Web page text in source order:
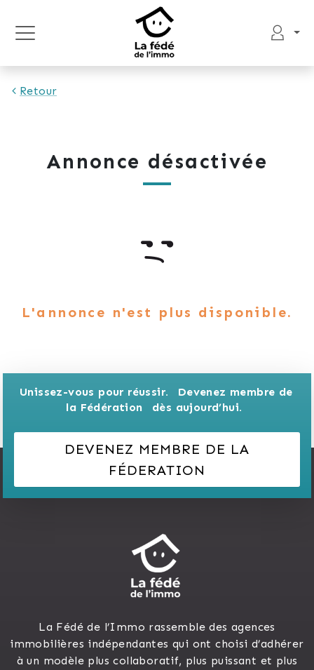
Retour
Annonce désactivée
L'annonce n'est plus disponible.
Unissez-vous pour réussir.
Devenez membre de
la Fédération
dès aujourd’hui.
DEVENEZ MEMBRE DE LA
FÉDERATION
La Fédé de l’Immo rassemble des agences
immobilières indépendantes qui ont choisi d’adhérer
à un modèle plus collaboratif, plus puissant et plus